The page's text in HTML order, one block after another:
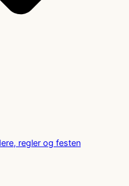
regler og festen